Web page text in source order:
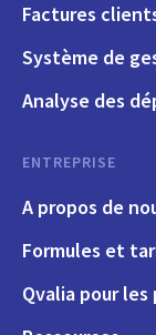
Factures
Système de
Analyse des
ENTREPRISE
A propos de
Formules et
Qvalia pour